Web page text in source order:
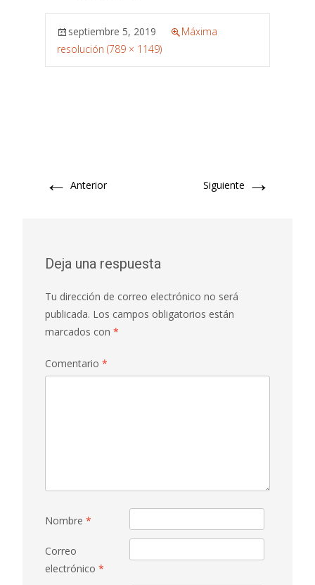
septiembre 5, 2019
Máxima
resolución (789 × 1149)
← Anterior Siguiente →
Deja una respuesta
Tu dirección de correo electrónico no será
publicada. Los campos obligatorios están
marcados con *
Comentario *
Nombre *
Correo
electrónico *